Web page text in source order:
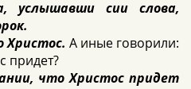
услышавши сии слова,
Христос. А иные говорили:
придет?
что Христос придет